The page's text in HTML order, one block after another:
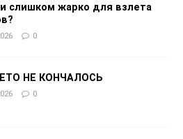
слишком жарко для взлета
0
НЕ КОНЧАЛОСЬ
0